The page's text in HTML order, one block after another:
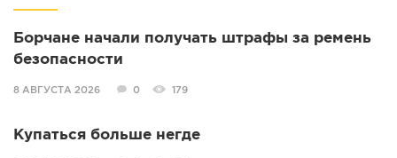
Борчане начали получать штрафы за ремень
безопасности
8 АВГУСТА 2026 0 179
Купаться больше негде